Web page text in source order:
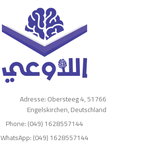
Adresse: Obersteeg 4, 51766
Engelskirchen, Deutschland
Phone: (049) 1628557144
WhatsApp: (049) 1628557144